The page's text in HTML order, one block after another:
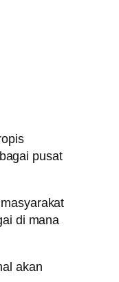
pusat
di mana
akan